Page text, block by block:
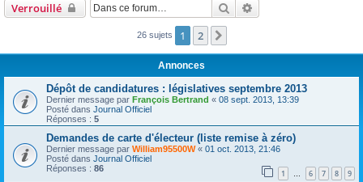
r
Verrouillé Rechercher
26 sujets 1 2
Annonces
Dépôt de candidatures : législatives septembre 2013
Dernier message par François Bertrand « 08 sept. 2013, 13:39
Posté dans Journal Officiel
Réponses : 5
Demandes de carte d'électeur (liste remise à zéro)
Dernier message par William95500W« 01 oct. 2013, 21:46
Posté dans Journal Officiel
Réponses : 86 1 … 6 7 8 9